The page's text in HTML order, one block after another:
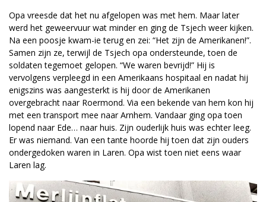
Opa vreesde dat het nu afgelopen was met hem. Maar later
werd het geweervuur wat minder en ging de Tsjech weer kijken.
Na een poosje kwam-ie terug en zei: “Het zijn de Amerikanen!”.
Samen zijn ze, terwijl de Tsjech opa ondersteunde, toen de
soldaten tegemoet gelopen. “We waren bevrijd!” Hij is
vervolgens verpleegd in een Amerikaans hospitaal en nadat hij
enigszins was aangesterkt is hij door de Amerikanen
overgebracht naar Roermond. Via een bekende van hem kon hij
met een transport mee naar Arnhem. Vandaar ging opa toen
lopend naar Ede… naar huis. Zijn ouderlijk huis was echter leeg.
Er was niemand. Van een tante hoorde hij toen dat zijn ouders
ondergedoken waren in Laren. Opa wist toen niet eens waar
Laren lag.